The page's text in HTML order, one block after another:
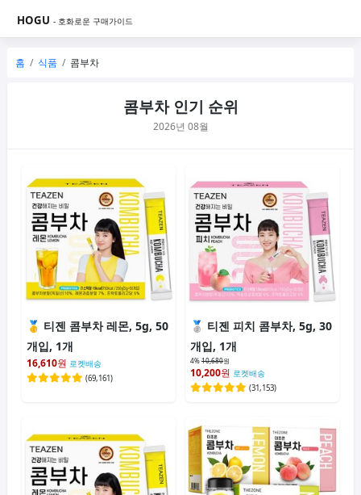
HOGU - 호화로운 구매가이드
홈 식품 콤부차
콤부차 인기 순위
2026년 08월
티젠 콤부차 레몬, 5g, 50
개입, 1개
16,610원 로켓배송
(69,161)
티젠 피치 콤부차, 5g, 30
개입, 1개
4%10,680원
10,200원 로켓배송
(31,153)